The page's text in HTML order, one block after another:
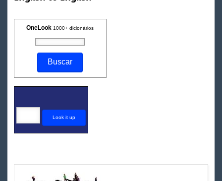
OneLook 1000+ dicionários